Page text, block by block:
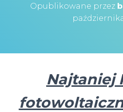
Opublikowane przez
Najtaniej